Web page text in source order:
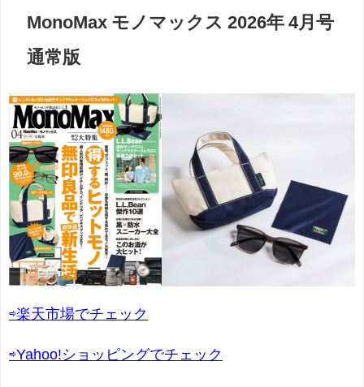
MonoMax モノマックス 2026年 4月号
通常版
⇨楽天市場でチェック
⇨Yahoo!ショッピングでチェック